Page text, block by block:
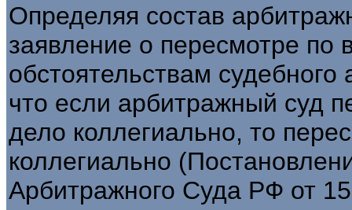
Определяя состав
заявление о пересмотре по
обстоятельствам судебного
что если арбитражный суд
дело коллегиально, то
коллегиально
Арбитражного Суда РФ от